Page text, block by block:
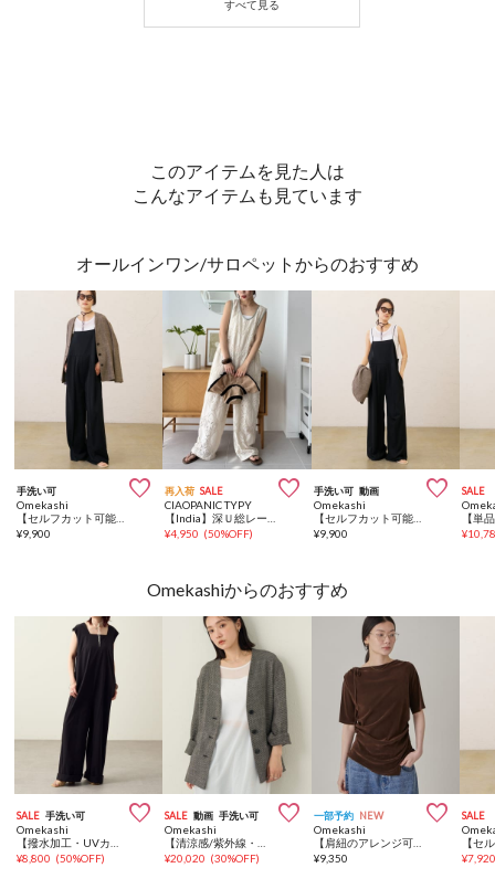
このアイテムを見た人は
こんなアイテムも見ています
オールインワン/サロペットからのおすすめ
手洗い可 
Omekashi
¥9,900
再入荷 SALE 
CIAOPANIC TYPY
¥4,950 (50%OFF)
手洗い可 動画 
Omekashi
【セルフカット可能】ジョーゼットキャミサロペット
¥9,900
SALE
¥
Omekashiからのおすすめ
SALE 手洗い可 
Omekashi
¥8,800 (50%OFF)
SALE 動画 手洗い可 
Omekashi
¥20,020 (30%OFF)
一部予約 NEW 
Omekashi
【肩紐のアレンジ可能◎】シアーベロアドロストTシャツ
¥9,350
SALE
¥